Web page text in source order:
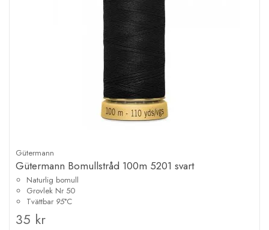
Gütermann
Gütermann Bomullstråd 100m 5201 svart
Naturlig bomull
Grovlek Nr 50
Tvättbar 95°C
35 kr